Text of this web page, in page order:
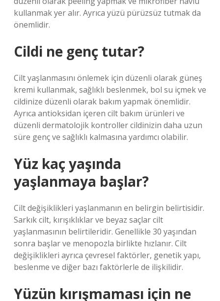
kullanmak yer alır. Ayrıca yüzü pürüzsüz tutmak da
önemlidir.
Cildi ne genç tutar?
Cilt yaşlanmasını önlemek için düzenli olarak güneş
kremi kullanmak, sağlıklı beslenmek, bol su içmek ve
cildinize düzenli olarak bakım yapmak önemlidir.
Ayrıca antioksidan içeren cilt bakım ürünleri ve
düzenli dermatolojik kontroller cildinizin daha uzun
süre genç ve sağlıklı kalmasına yardımcı olabilir.
Yüz kaç yaşında
yaşlanmaya başlar?
Cilt değişiklikleri yaşlanmanın en belirgin belirtisidir.
Sarkık cilt, kırışıklıklar ve beyaz saçlar cilt
yaşlanmasının belirtileridir. Genellikle 30 yaşından
sonra başlar ve menopozla birlikte hızlanır. Cilt
değişiklikleri ayrıca çevresel faktörler, genetik yapı,
beslenme ve diğer bazı faktörlerle de ilişkilidir.
Yüzün kırışmaması için ne